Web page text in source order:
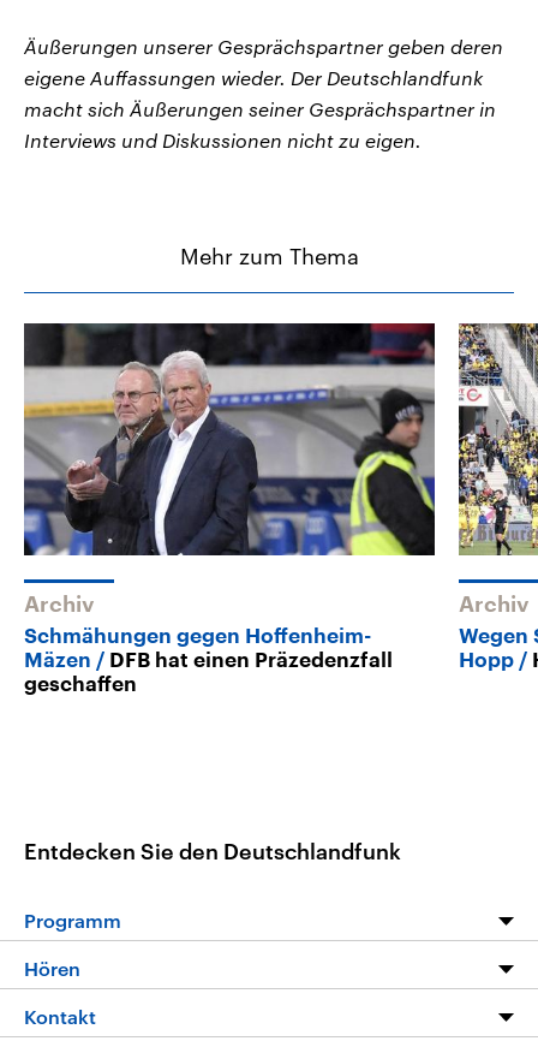
Äußerungen unserer Gesprächspartner geben deren
eigene Auffassungen wieder. Der Deutschlandfunk
macht sich Äußerungen seiner Gesprächspartner in
Interviews und Diskussionen nicht zu eigen.
Mehr zum Thema
Archiv
Schmähungen gegen Hoffenheim-
Mäzen
DFB hat einen Präzedenzfall
geschaffen
Archiv
Wegen
Hopp
Entdecken Sie den Deutschlandfunk
Programm
Programm
Die Nachrichten
Hören
Livestream
Kontakt